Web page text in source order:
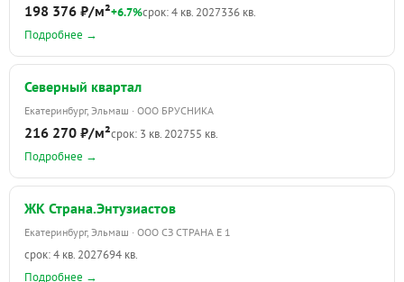
198 376 ₽/м²+6.7%срок: 4 кв. 2027336 кв.
Подробнее →
Северный квартал
Екатеринбург, Эльмаш · ООО БРУСНИКА
216 270 ₽/м²срок: 3 кв. 202755 кв.
Подробнее →
ЖК Страна.Энтузиастов
Екатеринбург, Эльмаш · ООО СЗ СТРАНА Е 1
срок: 4 кв. 2027694 кв.
Подробнее →